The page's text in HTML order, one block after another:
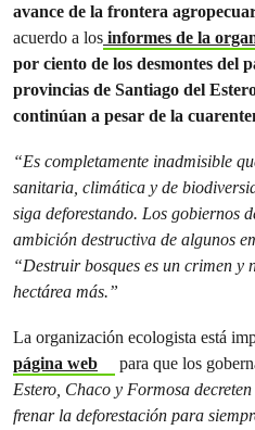
avance de la frontera
acuerdo a los informes de la
por ciento de los desmontes del
provincias de Santiago del
continúan a pesar de la
“Es completamente inadmisible
sanitaria, climática y de
siga deforestando. Los gobiernos
ambición destructiva de algunos
“Destruir bosques es un crimen y
hectárea más.”
La organización ecologista está
página web
para que los
Estero, Chaco y Formosa
frenar la deforestación para